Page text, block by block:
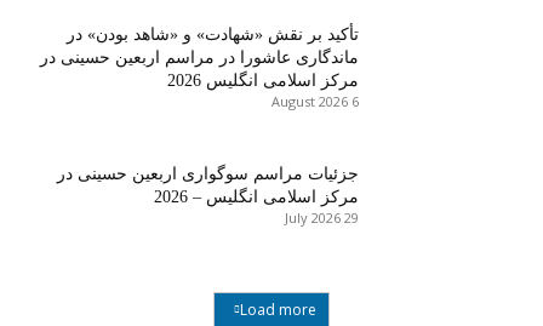
تأکید بر نقش «شهادت» و «شاهد بودن» در
ماندگاری عاشورا در مراسم اربعین حسینی در
مرکز اسلامی انگلیس 2026
6 August 2026
جزئیات مراسم سوگواری اربعین حسینی در
مرکز اسلامی انگلیس – 2026
29 July 2026
Load more